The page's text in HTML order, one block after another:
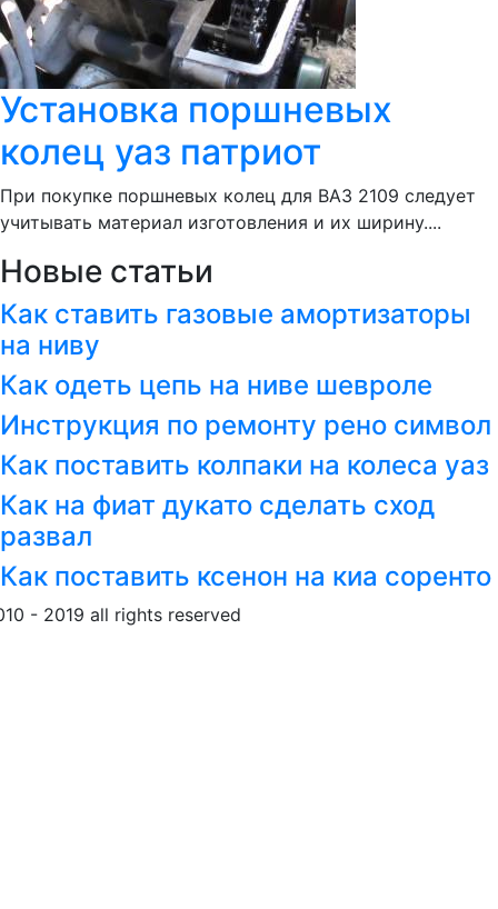
Установка поршневых
колец уаз патриот
При покупке поршневых колец для ВАЗ 2109 следует
учитывать материал изготовления и их ширину....
Новые статьи
Как ставить газовые амортизаторы
на ниву
Как одеть цепь на ниве шевроле
Инструкция по ремонту рено символ
Как поставить колпаки на колеса уаз
Как на фиат дукато сделать сход
развал
Как поставить ксенон на киа соренто
- 2019 all rights reserved